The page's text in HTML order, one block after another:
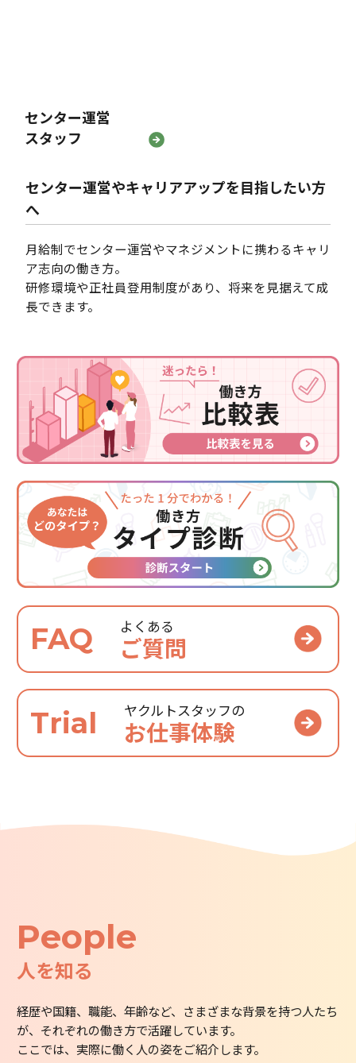
センター運営
スタッフ
センター運営やキャリアアップを目指したい方
へ
月給制でセンター運営やマネジメントに携わるキャリ
ア志向の働き方。
研修環境や正社員登用制度があり、将来を見据えて成
長できます。
FAQ よくある
ご質問
Trial ヤクルトスタッフの
お仕事体験
People
人を知る
経歴や国籍、職能、年齢など、さまざまな背景を持つ人たち
が、それぞれの働き方で活躍しています。
ここでは、実際に働く人の姿をご紹介します。